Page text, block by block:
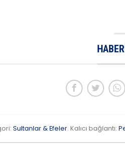
Sultanlar & Efeler. Kalıcı bağlantı: